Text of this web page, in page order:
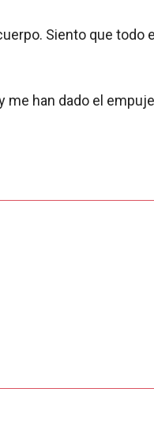
Siento que todo
han dado el